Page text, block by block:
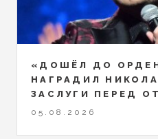
«ДОШЁЛ ДО
НАГРАДИЛ
ЗАСЛУГИ ПЕРЕД
05.08.2026